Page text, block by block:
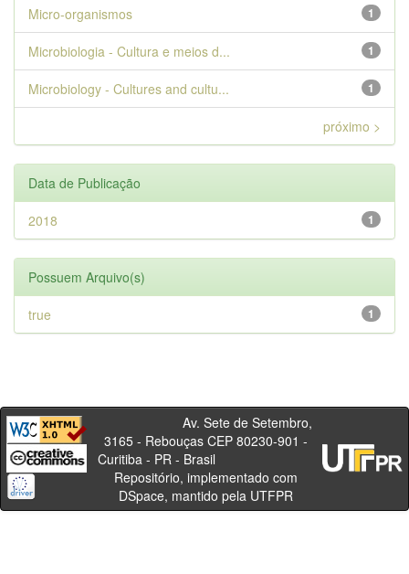
1
Micro-organismos
1
Microbiologia - Cultura e meios d...
1
Microbiology - Cultures and cultu...
próximo >
Data de Publicação
1
2018
Possuem Arquivo(s)
1
true
Av. Sete de Setembro,
3165 - Rebouças CEP 80230-901 -
Curitiba - PR - Brasil
Repositório, implementado com
DSpace, mantido pela UTFPR